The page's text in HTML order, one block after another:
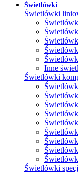
Świetlówki
Świetlówki
Inne
Świetlówki
Świetlówki